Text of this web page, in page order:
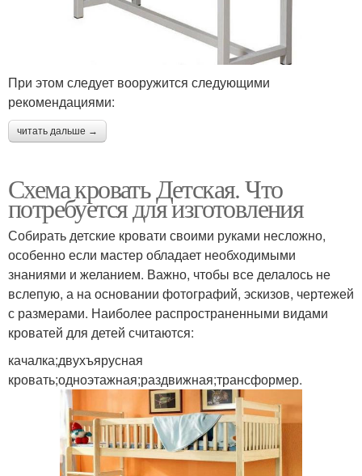
При этом следует вооружится следующими
рекомендациями:
читать дальше →
Схема кровать Детская. Что
потребуется для изготовления
Собирать детские кровати своими руками несложно,
особенно если мастер обладает необходимыми
знаниями и желанием. Важно, чтобы все делалось не
вслепую, а на основании фотографий, эскизов, чертежей
с размерами. Наиболее распространенными видами
кроватей для детей считаются:
качалка;двухъярусная
кровать;одноэтажная;раздвижная;трансформер.